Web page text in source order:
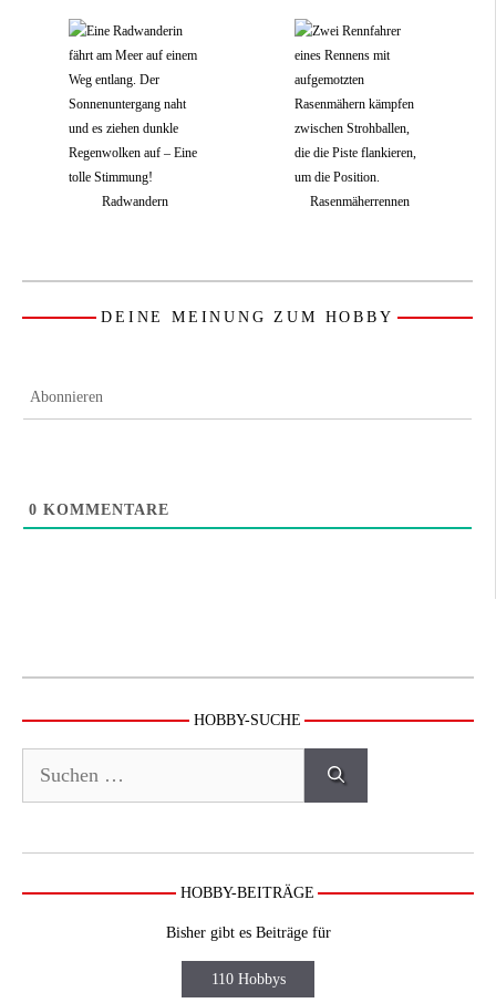
Radwandern Rasenmäherrennen
DEINE MEINUNG ZUM HOBBY
Abonnieren
0 KOMMENTARE
HOBBY-SUCHE
nach:
HOBBY-BEITRÄGE
Bisher gibt es Beiträge für
110 Hobbys